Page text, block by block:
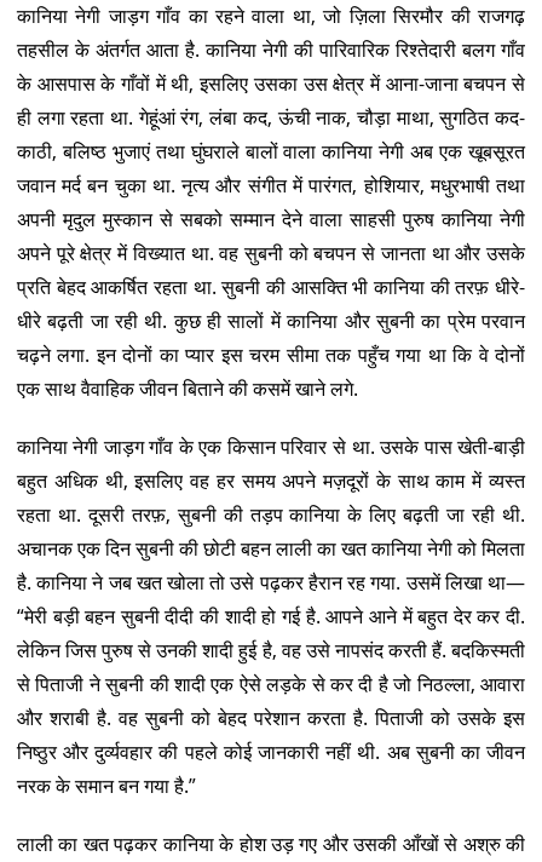
कानिया नेगी जाड़ग गाँव का रहने वाला था, जो ज़िला सिरमौर की राजगढ़
तहसील के अंतर्गत आता है. कानिया नेगी की पारिवारिक रिश्तेदारी बलग गाँव
के आसपास के गाँवों में थी, इसलिए उसका उस क्षेत्र में आना-जाना बचपन से
ही लगा रहता था. गेहूंआं रंग, लंबा कद, ऊंची नाक, चौड़ा माथा, सुगठित कद-
काठी, बलिष्ठ भुजाएं तथा घुंघराले बालों वाला कानिया नेगी अब एक खूबसूरत
जवान मर्द बन चुका था. नृत्य और संगीत में पारंगत, होशियार, मधुरभाषी तथा
अपनी मृदुल मुस्कान से सबको सम्मान देने वाला साहसी पुरुष कानिया नेगी
अपने पूरे क्षेत्र में विख्यात था. वह सुबनी को बचपन से जानता था और उसके
प्रति बेहद आकर्षित रहता था. सुबनी की आसक्ति भी कानिया की तरफ़ धीरे-
धीरे बढ़ती जा रही थी. कुछ ही सालों में कानिया और सुबनी का प्रेम परवान
चढ़ने लगा. इन दोनों का प्यार इस चरम सीमा तक पहुँच गया था कि वे दोनों
एक साथ वैवाहिक जीवन बिताने की कसमें खाने लगे.
कानिया नेगी जाड़ग गाँव के एक किसान परिवार से था. उसके पास खेती-बाड़ी
बहुत अधिक थी, इसलिए वह हर समय अपने मज़दूरों के साथ काम में व्यस्त
रहता था. दूसरी तरफ़, सुबनी की तड़प कानिया के लिए बढ़ती जा रही थी.
अचानक एक दिन सुबनी की छोटी बहन लाली का खत कानिया नेगी को मिलता
है. कानिया ने जब खत खोला तो उसे पढ़कर हैरान रह गया. उसमें लिखा था—
“मेरी बड़ी बहन सुबनी दीदी की शादी हो गई है. आपने आने में बहुत देर कर दी.
लेकिन जिस पुरुष से उनकी शादी हुई है, वह उसे नापसंद करती हैं. बदकिस्मती
से पिताजी ने सुबनी की शादी एक ऐसे लड़के से कर दी है जो निठल्ला, आवारा
और शराबी है. वह सुबनी को बेहद परेशान करता है. पिताजी को उसके इस
निष्ठुर और दुर्व्यवहार की पहले कोई जानकारी नहीं थी. अब सुबनी का जीवन
नरक के समान बन गया है.”
लाली का खत पढ़कर कानिया के होश उड़ गए और उसकी आँखों से अश्रु की